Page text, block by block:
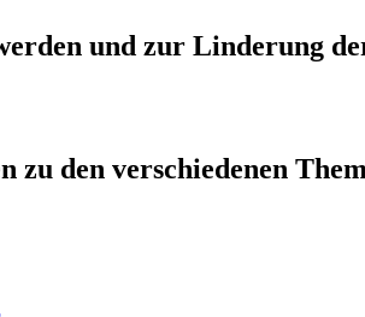
und zur Linderung
den verschiedenen